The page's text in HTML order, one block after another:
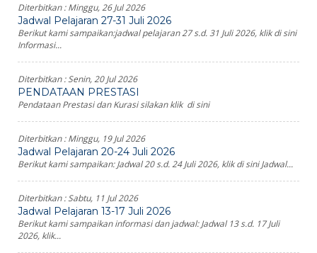
Diterbitkan :Minggu, 26 Jul 2026
Jadwal Pelajaran 27-31 Juli 2026
Berikut kami sampaikan:jadwal pelajaran 27 s.d. 31 Juli 2026, klik di sini
Informasi...
Diterbitkan :Senin, 20 Jul 2026
PENDATAAN PRESTASI
Pendataan Prestasi dan Kurasi silakan klik di sini
Diterbitkan :Minggu, 19 Jul 2026
Jadwal Pelajaran 20-24 Juli 2026
Berikut kami sampaikan: Jadwal 20 s.d. 24 Juli 2026, klik di sini Jadwal...
Diterbitkan :Sabtu, 11 Jul 2026
Jadwal Pelajaran 13-17 Juli 2026
Berikut kami sampaikan informasi dan jadwal: Jadwal 13 s.d. 17 Juli
2026, klik...